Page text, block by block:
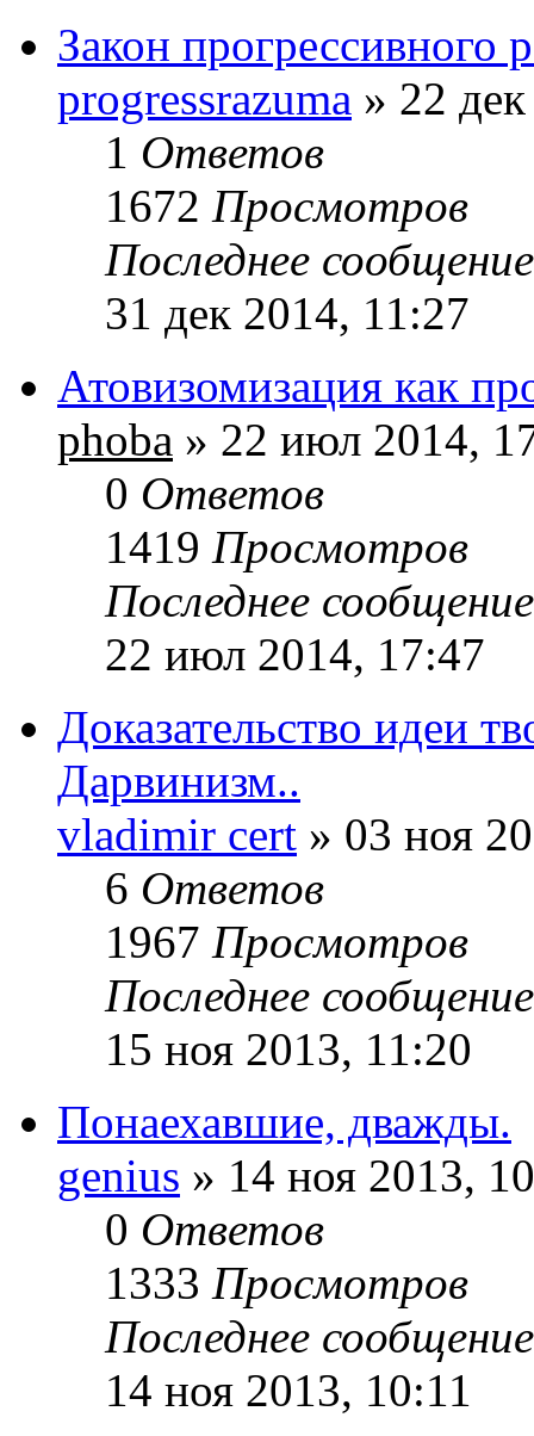
Закон прогрессивного
progressrazuma » 22
1 Ответов
1672 Просмотров
Последнее
31 дек 2014, 11:27
Атовизомизация как
phoba » 22 июл 2014,
0 Ответов
1419 Просмотров
Последнее
22 июл 2014, 17:47
Доказательство идеи
Дарвинизм..
vladimir cert » 03 ноя
6 Ответов
1967 Просмотров
Последнее
15 ноя 2013, 11:20
Понаехавшие, дважды.
genius » 14 ноя 2013,
0 Ответов
1333 Просмотров
Последнее
14 ноя 2013, 10:11